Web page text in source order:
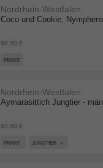
Coco und Cookie,
Nordrhein-Westfalen
90,00 €
PRIVAT
Aymarasittich Jungtier -
Nordrhein-Westfalen
60,00 €
PRIVAT JUNGTIER